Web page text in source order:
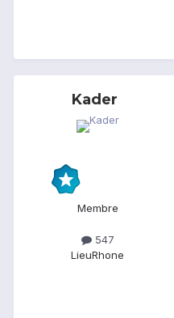
Kader
Membre
547
LieuRhone